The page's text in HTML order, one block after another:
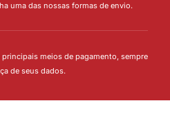
uma das nossas formas de envio.
meios de pagamento, sempre
de seus dados.